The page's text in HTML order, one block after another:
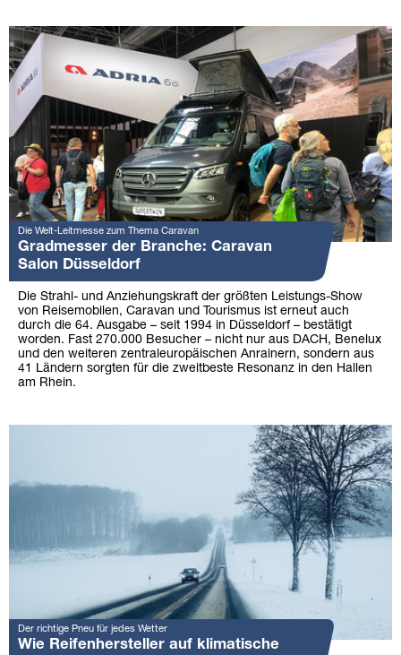
Die Welt-Leitmesse zum Thema Caravan
Gradmesser der Branche: Caravan
Salon Düsseldorf
Die Strahl- und Anziehungskraft der größten Leistungs-Show
von Reisemobilen, Caravan und Tourismus ist erneut auch
durch die 64. Ausgabe – seit 1994 in Düsseldorf – bestätigt
worden. Fast 270.000 Besucher – nicht nur aus DACH, Benelux
und den weiteren zentraleuropäischen Anrainern, sondern aus
41 Ländern sorgten für die zweitbeste Resonanz in den Hallen
am Rhein.
Der richtige Pneu für jedes Wetter
Wie Reifenhersteller auf klimatische